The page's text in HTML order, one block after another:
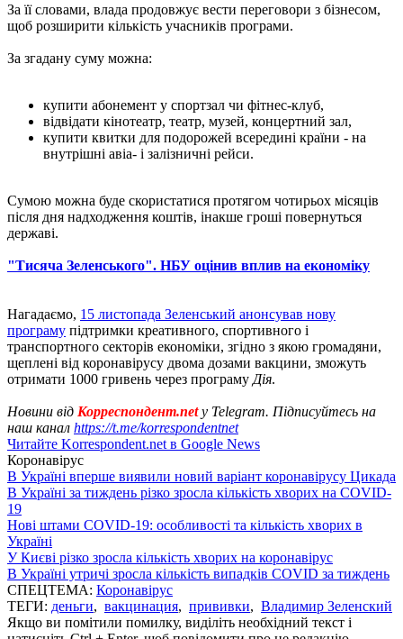
За її словами, влада продовжує вести переговори з бізнесом,
щоб розширити кількість учасників програми.
За згадану суму можна:
купити абонемент у спортзал чи фітнес-клуб,
відвідати кінотеатр, театр, музей, концертний зал,
купити квитки для подорожей всередині країни - на
внутрішні авіа- і залізничні рейси.
Сумою можна буде скористатися протягом чотирьох місяців
після дня надходження коштів, інакше гроші повернуться
державі.
"Тисяча Зеленського". НБУ оцінив вплив на економіку
Нагадаємо, 15 листопада Зеленський анонсував нову
програму підтримки креативного, спортивного і
транспортного секторів економіки, згідно з якою громадяни,
щеплені від коронавірусу двома дозами вакцини, зможуть
отримати 1000 гривень через програму Дія.
Новини від Корреспондент.netу Telegram. Підписуйтесь на
наш канал https://t.me/korrespondentnet
Читайте Korrespondent.net в Google News
Коронавірус
В Україні вперше виявили новий варіант коронавірусу Цикада
В Україні за тиждень різко зросла кількість хворих на COVID-
19
Нові штами COVID-19: особливості та кількість хворих в
Україні
У Києві різко зросла кількість хворих на коронавірус
В Україні утричі зросла кількість випадків COVID за тиждень
СПЕЦТЕМА: Коронавірус
ТЕГИ: деньги, вакцинация, прививки, Владимир Зеленский
Якщо ви помітили помилку, виділіть необхідний текст і